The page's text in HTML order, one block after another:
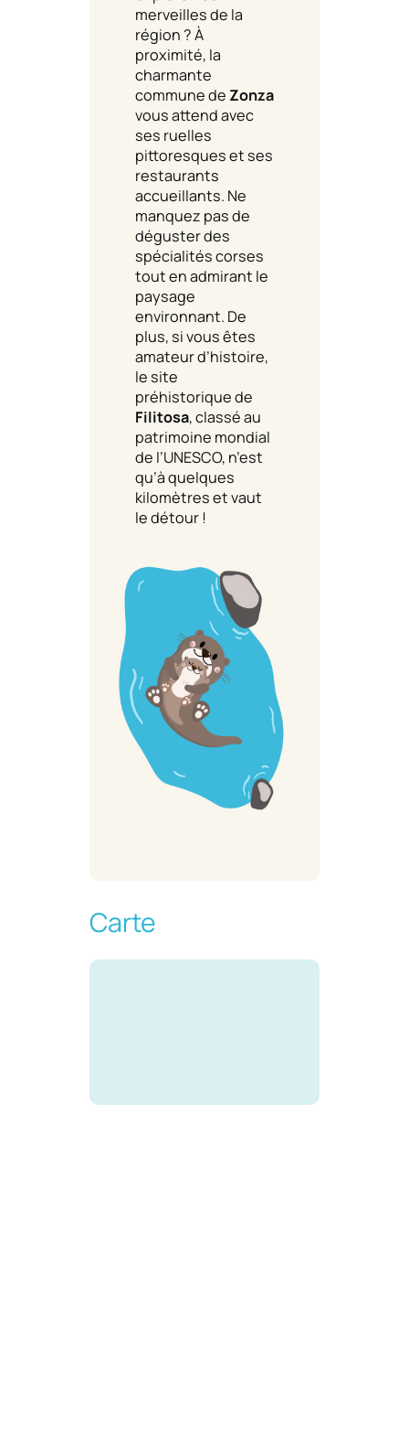
merveilles de la
région ? À
proximité, la
charmante
commune de Zonza
vous attend avec
ses ruelles
pittoresques et ses
restaurants
accueillants. Ne
manquez pas de
déguster des
spécialités corses
tout en admirant le
paysage
environnant. De
plus, si vous êtes
amateur d’histoire,
le site
préhistorique de
Filitosa, classé au
patrimoine mondial
de l’UNESCO, n’est
qu’à quelques
kilomètres et vaut
le détour !
Carte